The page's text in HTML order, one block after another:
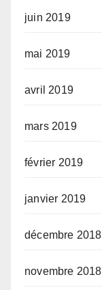
juin 2019
mai 2019
avril 2019
mars 2019
février 2019
janvier 2019
décembre 2018
novembre 2018